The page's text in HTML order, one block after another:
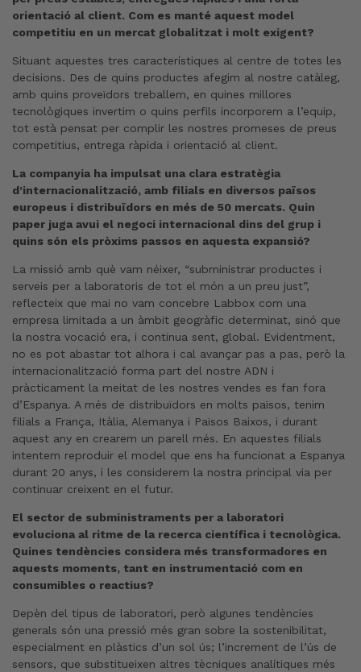
orientació al client. Com es manté aquest model
competitiu en un mercat globalitzat i molt exigent?
Situant aquestes tres característiques al centre de totes les
decisions. Des de quins productes afegim al nostre catàleg,
amb quins proveïdors treballem, en quines millores
tecnològiques invertim o quins perfils incorporem a l’equip,
tot està pensat per complir les nostres promeses de preus
competitius, entrega ràpida i orientació al client.
La companyia ha impulsat una clara estratègia
d’internacionalització, amb filials en diversos països
europeus i distribuïdors en més de 50 mercats. Quin
paper juga avui el negoci internacional dins del grup i
quins són els pròxims passos en aquesta expansió?
La missió amb què vam néixer, “subministrar productes i
serveis per a laboratoris de tot el món a un preu just”,
reflecteix que mai no vam concebre Labbox com una
empresa limitada a un àmbit geogràfic determinat, sinó que
la nostra vocació era, i continua sent, global. Evidentment,
no es pot abastar tot alhora i cal avançar pas a pas, però la
internacionalització forma part del nostre ADN i
pràcticament la meitat de les nostres vendes es fan fora
d’Espanya. A més de distribuïdors en molts països, tenim
filials a França, Itàlia, Alemanya i Països Baixos, i durant
aquest any en crearem un parell més. En aquestes filials
intentem reproduir el model que ens ha funcionat a Espanya
durant 20 anys, i les considerem la nostra principal via per
continuar creixent en el futur.
El sector de subministraments per a laboratori
evoluciona al ritme de la recerca científica i tecnològica.
Quines tendències considera més transformadores en
aquests moments, tant en instrumentació com en
consumibles o reactius?
Depèn del tipus de laboratori, però algunes tendències
generals són una pressió més gran sobre la sostenibilitat,
especialment en plàstics d’un sol ús; l’increment de l’ús de
sensors, que substitueixen altres tècniques analítiques més